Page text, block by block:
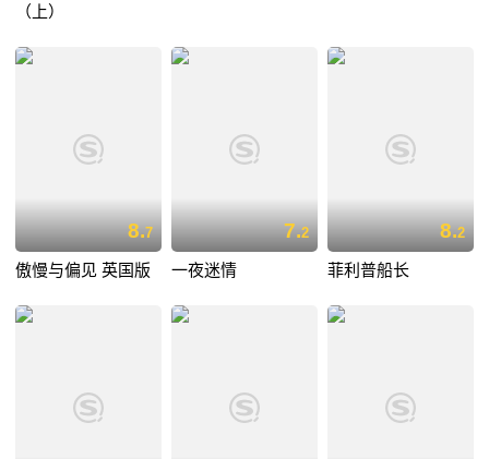
（上）
8.7
傲慢与偏见 英国版
7.2
一夜迷情
8.2
菲利普船长